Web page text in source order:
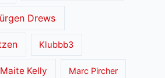
Drews
Klubbb3
Maite Kelly Marc Pircher